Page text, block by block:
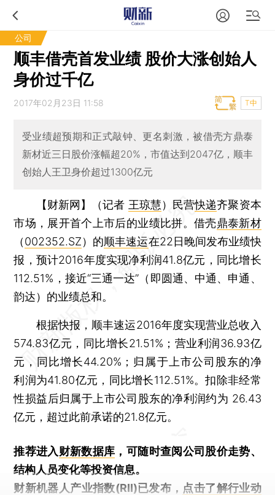
公司
顺丰借壳首发业绩 股价大涨创始人
身价过千亿
2017年02月23日 11:58 T中
受业绩超预期和正式敲钟、更名刺激，被借壳方鼎泰
新材近三日股价涨幅超20%，市值达到2047亿，顺丰
创始人王卫身价超过1300亿元
【财新网】（记者 王琼慧） 民营快递齐聚资本
市场，展开首个上市后的业绩比拼。借壳鼎泰新材
（002352.SZ）的顺丰速运在22日晚间发布业绩快
报，预计2016年度实现净利润41.8亿元，同比增长
112.51%，接近“三通一达”（即圆通、中通、申通、
韵达）的业绩总和。
根据快报，顺丰速运2016年度实现营业总收入
574.83亿元，同比增长21.51%；营业利润36.93亿
元，同比增长44.20%；归属于上市公司股东的净
利润为41.80亿元，同比增长112.51%。扣除非经常
性损益后归属于上市公司股东的净利润约为 26.43
亿元，超过此前承诺的21.8亿元。
推荐进入财新数据库 ，可随时查阅公司股价走势、
结构人员变化等投资信息。
财新机器人产业指数(RII)已发布， 点击了解行业动